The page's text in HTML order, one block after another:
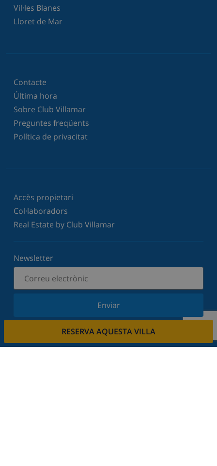
RESERVA AQUESTA VILLA
Vil·les Blanes
Lloret de Mar
Contacte
Última hora
Sobre Club Villamar
Preguntes freqüents
Política de privacitat
Accès propietari
Col·laboradors
Real Estate by Club Villamar
Newsletter
Enviar
Subscriu-vos al nostre butlletí i estigues informat
de les últimes novetats i ofertes. Respectem la
vostra privadesa.